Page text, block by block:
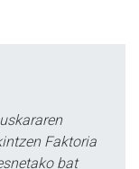
Faktoria
bat